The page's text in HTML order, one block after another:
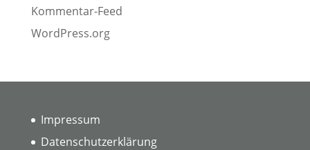
Kommentar-Feed
WordPress.org
Impressum
Datenschutzerklärung